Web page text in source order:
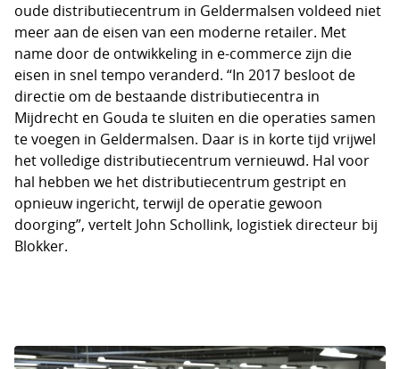
oude distributiecentrum in Geldermalsen voldeed niet
meer aan de eisen van een moderne retailer. Met
name door de ontwikkeling in e-commerce zijn die
eisen in snel tempo veranderd. “In 2017 besloot de
directie om de bestaande distributiecentra in
Mijdrecht en Gouda te sluiten en die operaties samen
te voegen in Geldermalsen. Daar is in korte tijd vrijwel
het volledige distributiecentrum vernieuwd. Hal voor
hal hebben we het distributiecentrum gestript en
opnieuw ingericht, terwijl de operatie gewoon
doorging”, vertelt John Schollink, logistiek directeur bij
Blokker.